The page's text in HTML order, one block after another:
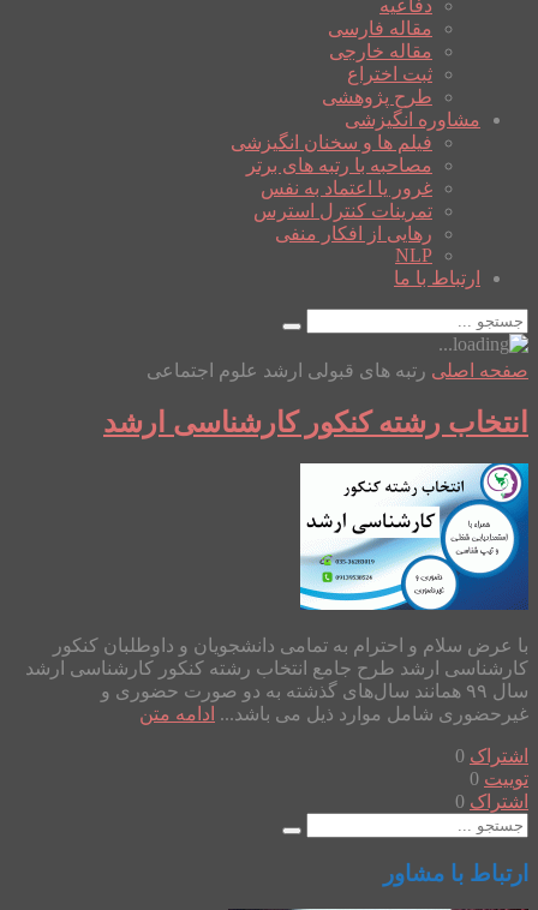
دفاعیه
مقاله فارسی
مقاله خارجی
ثبت اختراع
طرح پژوهشی
مشاوره انگیزشی
فیلم ها و سخنان انگیزشی
مصاحبه با رتبه های برتر
غرور یا اعتماد به نفس
تمرینات کنترل استرس
رهایی از افکار منفی
NLP
ارتباط با ما
صفحه اصلی رتبه های قبولی ارشد علوم اجتماعی
انتخاب رشته کنکور کارشناسی ارشد
با عرض سلام و احترام به تمامی دانشجویان و داوطلبان کنکور
کارشناسی ارشد طرح جامع انتخاب رشته کنکور کارشناسی ارشد
سال ۹۹ همانند سال‌های گذشته به دو صورت حضوری و
غیرحضوری شامل موارد ذیل می باشد... ادامه متن
اشتراک 0
توییت 0
اشتراک 0
ارتباط با مشاور